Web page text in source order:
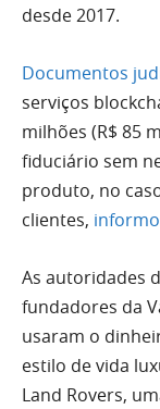
desde 2017.
Documentos
serviços
milhões (R$ 85
fiduciário sem
produto, no
clientes,
As autoridades
fundadores da
usaram o
estilo de vida
Land Rovers,